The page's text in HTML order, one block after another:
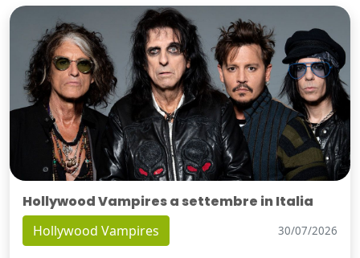
Hollywood Vampires a settembre in Italia
Hollywood Vampires 30/07/2026